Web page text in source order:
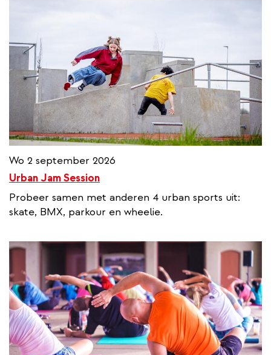
Wo 2 september 2026
Urban Jam Session
Probeer samen met anderen 4 urban sports uit:
skate, BMX, parkour en wheelie.